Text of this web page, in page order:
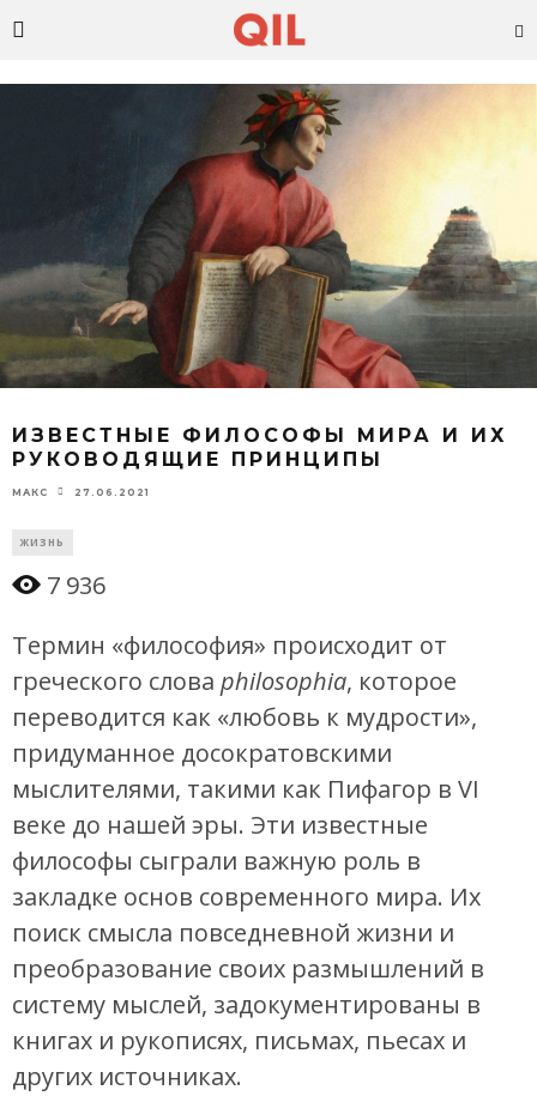
ИЗВЕСТНЫЕ ФИЛОСОФЫ МИРА И ИХ
РУКОВОДЯЩИЕ ПРИНЦИПЫ
МАКС 27.06.2021
ЖИЗНЬ
7 936
Термин «философия» происходит от
греческого слова philosophia, которое
переводится как «любовь к мудрости»,
придуманное досократовскими
мыслителями, такими как Пифагор в VI
веке до нашей эры. Эти известные
философы сыграли важную роль в
закладке основ современного мира. Их
поиск смысла повседневной жизни и
преобразование своих размышлений в
систему мыслей, задокументированы в
книгах и рукописях, письмах, пьесах и
других источниках.